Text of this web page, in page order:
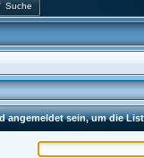
Suche
angemeldet sein, um die